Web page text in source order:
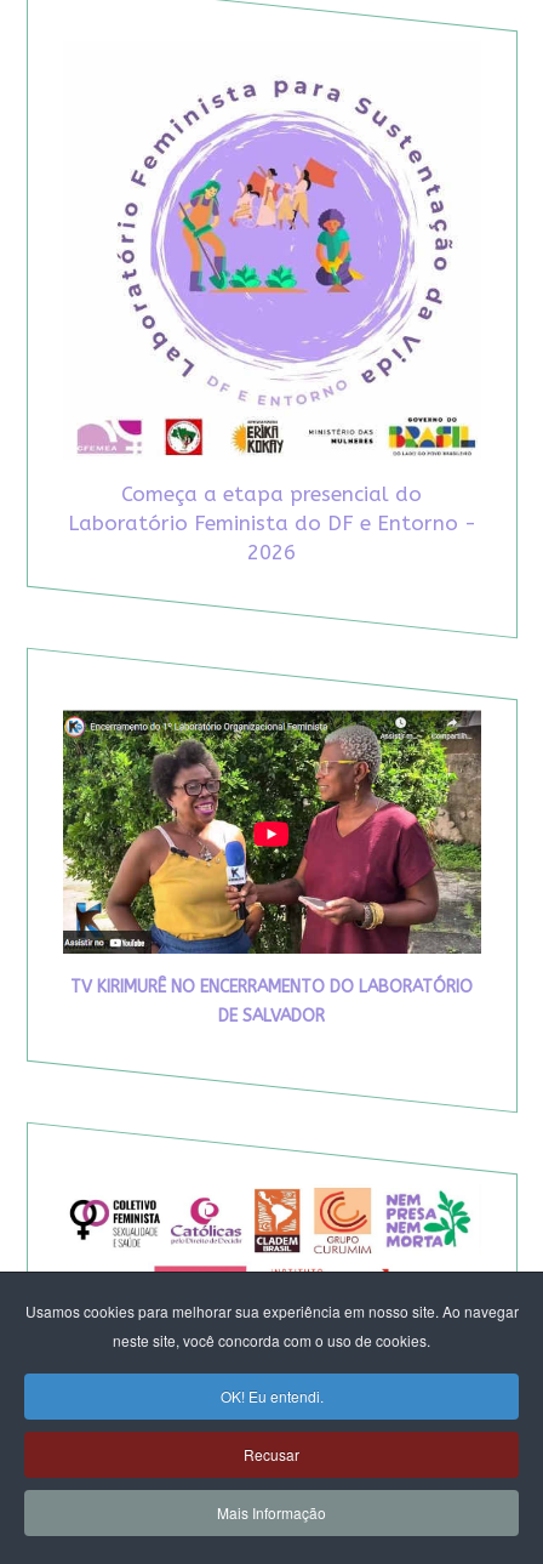
Usamos cookies para melhorar sua experiência em nosso site. Ao navegar
neste site, você concorda com o uso de cookies.
OK! Eu entendi.
Recusar
Mais Informação
Começa a etapa presencial do
Laboratório Feminista do DF e Entorno -
2026
TV KIRIMURÊ NO ENCERRAMENTO DO LABORATÓRIO
DE SALVADOR
Eleição de Erika Hilton para
presidente da Comissão da
Mulher é um fato importante